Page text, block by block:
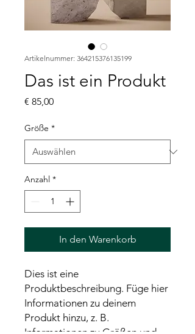
Artikelnummer: 364215376135199
Das ist ein Produkt
€ 85,00Preis
Größe *
Anzahl *
In den Warenkorb
Dies ist eine
Produktbeschreibung. Füge hier
Informationen zu deinem
Produkt hinzu, z. B.